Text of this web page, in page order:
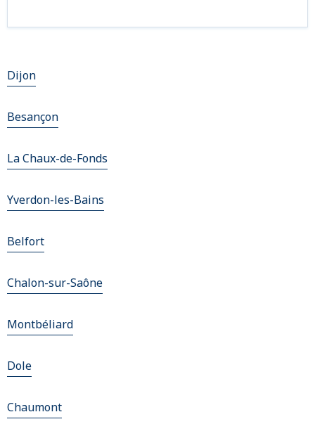
Dijon
Besançon
La Chaux-de-Fonds
Yverdon-les-Bains
Belfort
Chalon-sur-Saône
Montbéliard
Dole
Chaumont